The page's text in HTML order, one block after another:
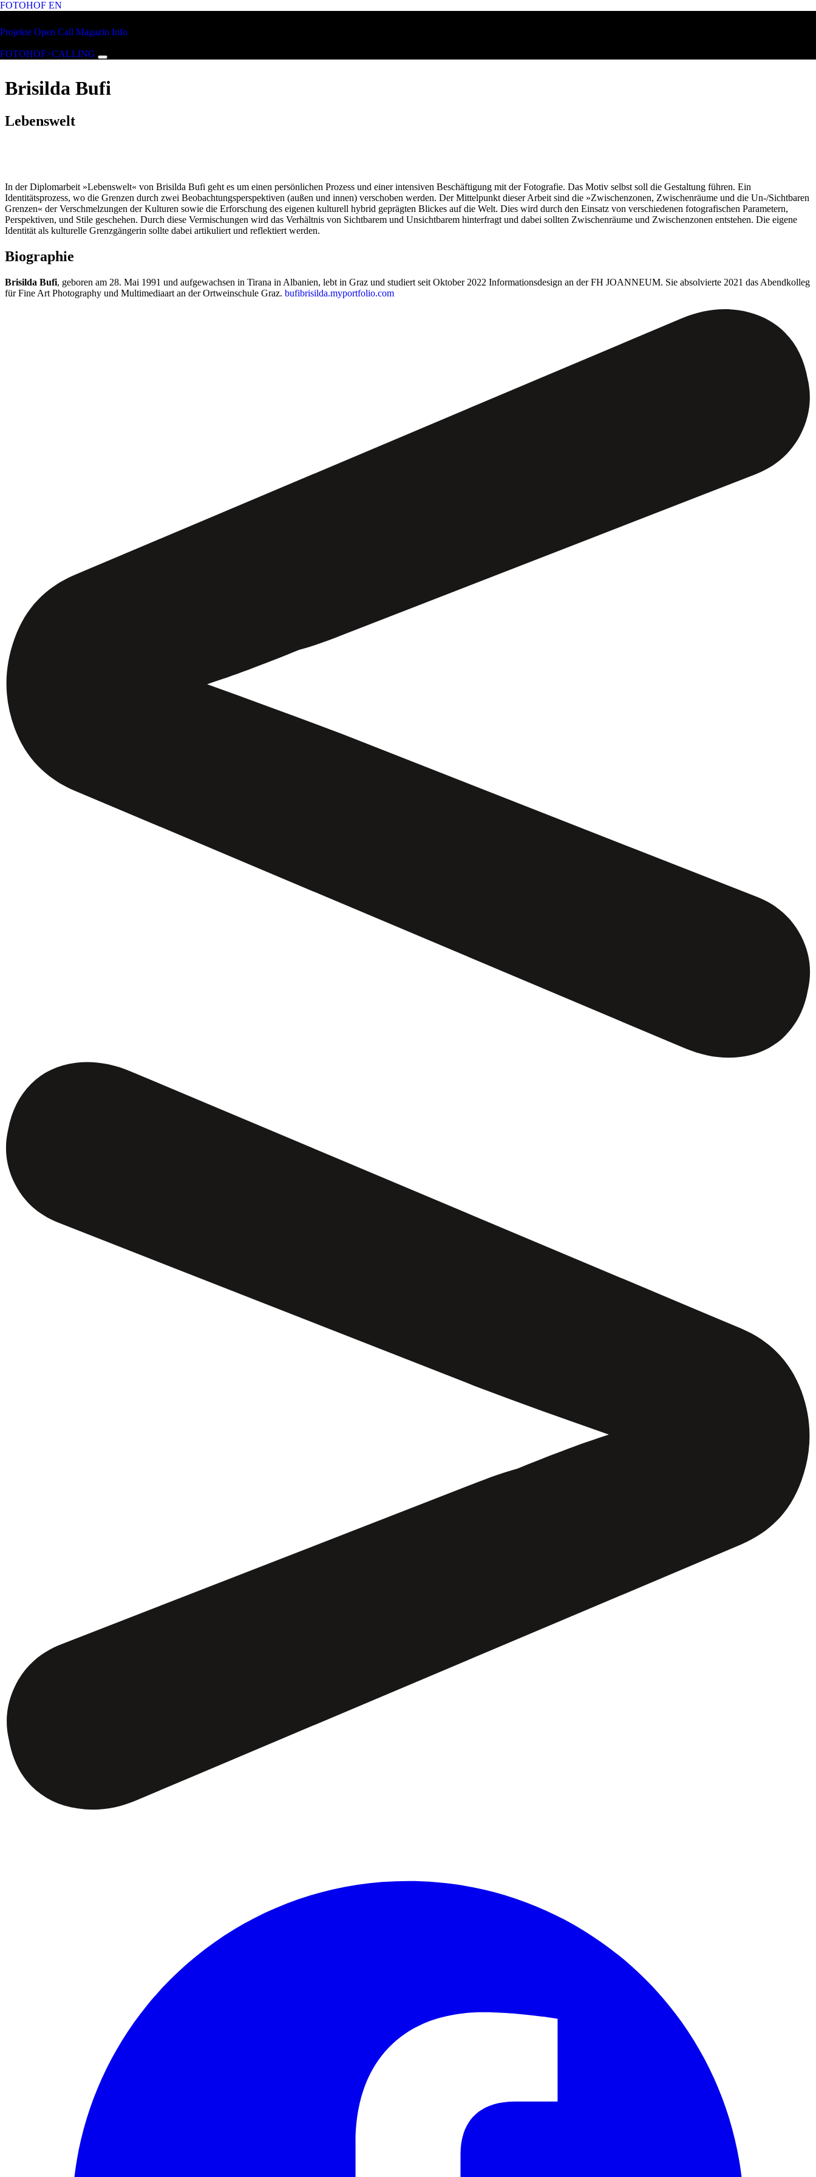
Zum Hauptinhalt springen
FOTOHOF EN
Projekte Open Call Magazin Info
FOTOHOF>CALLING
Brisilda Bufi
Lebenswelt
In der Diplomarbeit »Lebenswelt« von Brisilda Bufi geht es um einen persönlichen Prozess und einer intensiven Beschäftigung mit der Fotografie. Das Motiv selbst soll die Gestaltung führen. Ein
Identitätsprozess, wo die Grenzen durch zwei Beobachtungsperspektiven (außen und innen) verschoben werden. Der Mittelpunkt dieser Arbeit sind die »Zwischenzonen, Zwischenräume und die Un-/Sichtbaren
Grenzen« der Verschmelzungen der Kulturen sowie die Erforschung des eigenen kulturell hybrid geprägten Blickes auf die Welt. Dies wird durch den Einsatz von verschiedenen fotografischen Parametern,
Perspektiven, und Stile geschehen. Durch diese Vermischungen wird das Verhältnis von Sichtbarem und Unsichtbarem hinterfragt und dabei sollten Zwischenräume und Zwischenzonen entstehen. Die eigene
Identität als kulturelle Grenzgängerin sollte dabei artikuliert und reflektiert werden.
Biographie
Brisilda Bufi, geboren am 28. Mai 1991 und aufgewachsen in Tirana in Albanien, lebt in Graz und studiert seit Oktober 2022 Informationsdesign an der FH JOANNEUM. Sie absolvierte 2021 das Abendkolleg
für Fine Art Photography und Multimediaart an der Ortweinschule Graz. bufibrisilda.myportfolio.com